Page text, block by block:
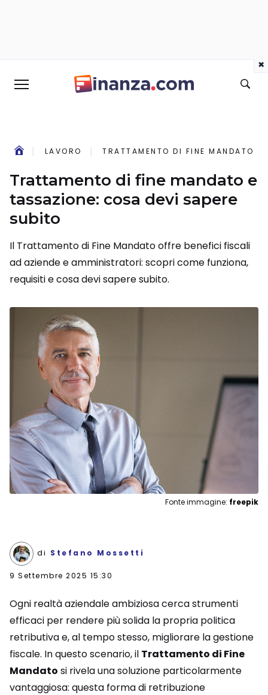
LAVORO TRATTAMENTO DI FINE MANDATO
Trattamento di fine mandato e
tassazione: cosa devi sapere
subito
Il Trattamento di Fine Mandato offre benefici fiscali
ad aziende e amministratori: scopri come funziona,
requisiti e cosa devi sapere subito.
Fonte immagine: freepik
di Stefano Mossetti
9 Settembre 2025 15:30
Ogni realtà aziendale ambiziosa cerca strumenti
efficaci per rendere più solida la propria politica
retributiva e, al tempo stesso, migliorare la gestione
fiscale. In questo scenario, il Trattamento di Fine
Mandato si rivela una soluzione particolarmente
vantaggiosa: questa forma di retribuzione
×